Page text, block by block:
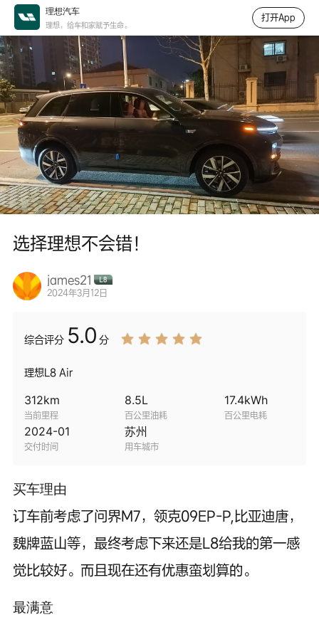
选择理想不会错！
james21
2024年3月12日
综合评分 5.0 分
理想L8 Air
312km
当前里程
8.5L
百公里油耗
17.4kWh
百公里电耗
2024-01
交付时间
苏州
用车城市
买车理由
订车前考虑了问界M7，领克09EP-P,比亚迪唐，
魏牌蓝山等，最终考虑下来还是L8给我的第一感
觉比较好。而且现在还有优惠蛮划算的。
最满意
理想汽车
理想，给车和家赋予生命。
打开App